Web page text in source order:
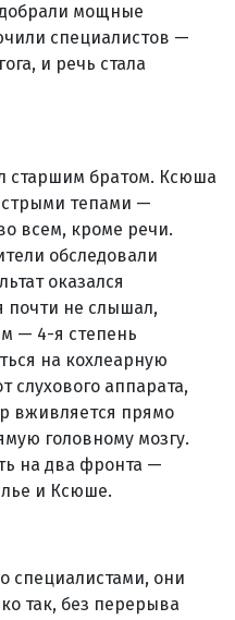
мощные
специалистов —
и речь стала
старшим братом. Ксюша
тепами —
всем, кроме речи.
обследовали
оказался
почти не слышал,
— 4-я степень
на кохлеарную
слухового аппарата,
вживляется прямо
головному мозгу.
на два фронта —
и Ксюше.
специалистами, они
так, без перерыва